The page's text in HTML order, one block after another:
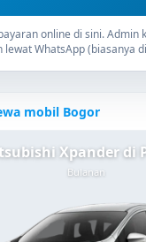
online di sini. Admin
lewat WhatsApp (biasanya
mobil Bogor
Xpander di
Bulanan